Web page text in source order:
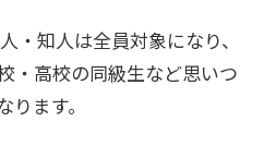
・知人は全員対象になり、
・高校の同級生など思いつ
ます。